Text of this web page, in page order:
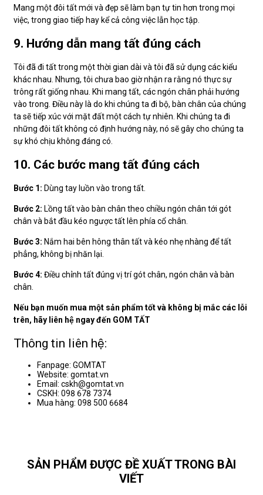
Mang một đôi tất mới và đẹp sẽ làm bạn tự tin hơn trong mọi
việc, trong giao tiếp hay kể cả công việc lẫn học tập.
9. Hướng dẫn mang tất đúng cách
Tôi đã đi tất trong một thời gian dài và tôi đã sử dụng các kiểu
khác nhau. Nhưng, tôi chưa bao giờ nhận ra rằng nó thực sự
trông rất giống nhau. Khi mang tất, các ngón chân phải hướng
vào trong. Điều này là do khi chúng ta đi bộ, bàn chân của chúng
ta sẽ tiếp xúc với mặt đất một cách tự nhiên. Khi chúng ta đi
những đôi tất không có định hướng này, nó sẽ gây cho chúng ta
sự khó chịu không đáng có.
10. Các bước mang tất đúng cách
Bước 1: Dùng tay luồn vào trong tất.
Bước 2: Lồng tất vào bàn chân theo chiều ngón chân tới gót
chân và bắt đầu kéo ngược tất lên phía cổ chân.
Bước 3: Nắm hai bên hông thân tất và kéo nhẹ nhàng để tất
phẳng, không bị nhăn lại.
Bước 4: Điều chỉnh tất đúng vị trí gót chân, ngón chân và bàn
chân.
Nếu bạn muốn mua một sản phẩm tốt và không bị mắc các lỗi
trên, hãy liên hệ ngay đến GOM TẤT
Thông tin liên hệ:
Fanpage: GOMTAT
Website: gomtat.vn
Email: cskh@gomtat.vn
CSKH: 098 678 7374
Mua hàng: 098 500 6684
SẢN PHẨM ĐƯỢC ĐỀ XUẤT TRONG BÀI
VIẾT